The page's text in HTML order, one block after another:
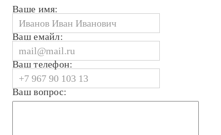
Ваше имя:
Ваш емайл:
Ваш телефон:
Ваш вопрос: